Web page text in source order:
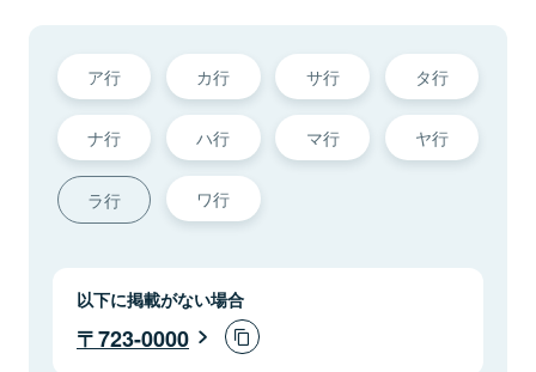
ア行 カ行 サ行 タ行
ナ行 ハ行 マ行 ヤ行
ラ行 ワ行
以下に掲載がない場合
723-0000